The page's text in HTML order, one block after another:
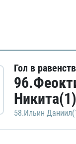
Гол в
Никита(1)
58.Ильин